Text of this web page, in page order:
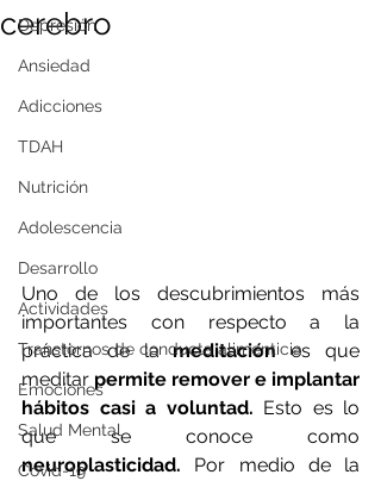
Depresión
Ansiedad
Adicciones
TDAH
Nutrición
Adolescencia
Desarrollo
Actividades
Transtornos de conducta alimenticia
Emociones
Salud Mental
Covid-19
cerebro
Uno de los descubrimientos más
importantes con respecto a la
práctica de la meditación es que
meditar permite remover e implantar
hábitos casi a voluntad. Esto es lo
neuroplasticidad.